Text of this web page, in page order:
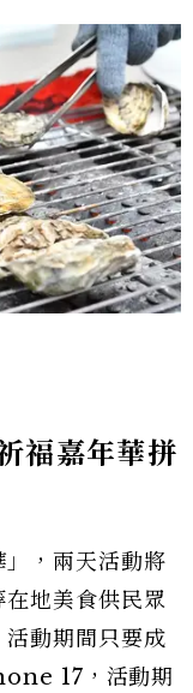
福嘉年華拼
，兩天活動將
地美食供民眾
動期間只要成
17，活動期